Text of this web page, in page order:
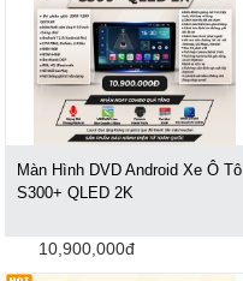
Màn Hình DVD Android Xe Ô Tô
S300+ QLED 2K
10,900,000đ